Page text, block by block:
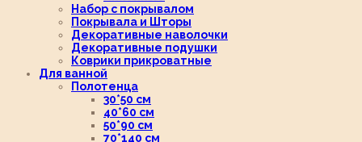
Набор с покрывалом
Покрывала и Шторы
Декоративные наволочки
Декоративные подушки
Коврики прикроватные
Для ванной
Полотенца
30*50 см
40*60 см
50*90 см
70*140 см